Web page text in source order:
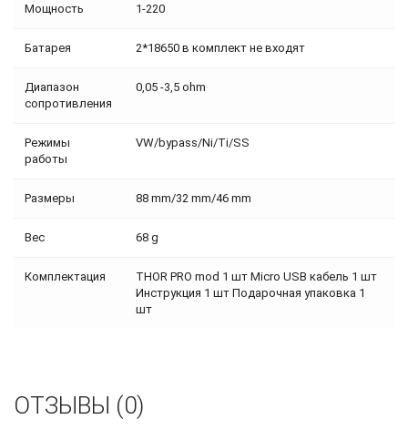
Мощность 1-220
Батарея 2*18650 в комплект не входят
Диапазон
сопротивления
0,05 -3,5 ohm
Режимы
работы
VW/bypass/Ni/Ti/SS
Размеры 88 mm/32 mm/46 mm
Вес 68 g
Комплектация
THOR PRO mod 1 шт Micro USB кабель 1 шт
Инструкция 1 шт Подарочная упаковка 1
шт
ОТЗЫВЫ (0)